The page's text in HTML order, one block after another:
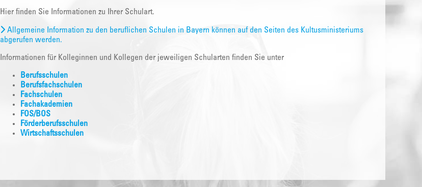
Hier finden Sie Informationen zu Ihrer Schulart.
Allgemeine Information zu den beruflichen Schulen in Bayern können auf den Seiten des Kultusministeriums
abgerufen werden.
Informationen für Kolleginnen und Kollegen der jeweiligen Schularten finden Sie unter
Berufsschulen
Berufsfachschulen
Fachschulen
Fachakademien
FOS/BOS
Förderberufsschulen
Wirtschaftsschulen